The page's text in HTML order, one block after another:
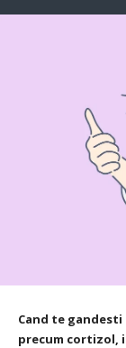
Cand te
precum cortizol,